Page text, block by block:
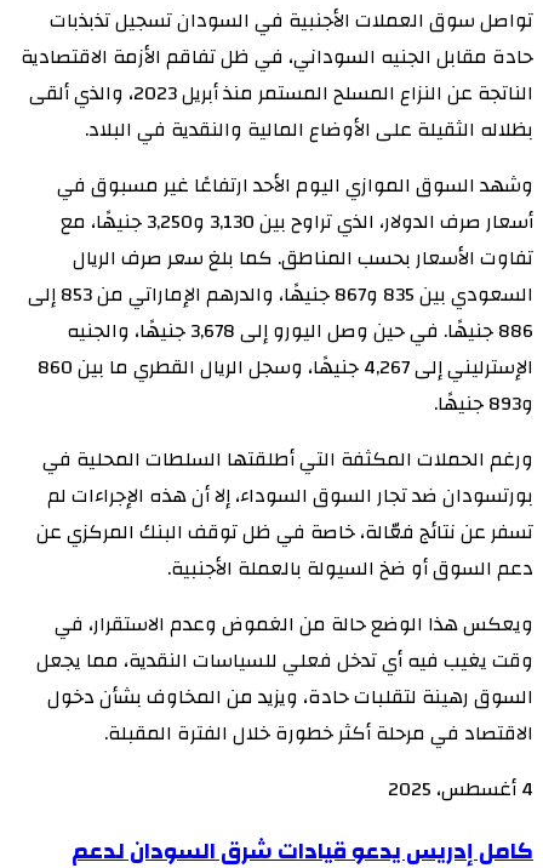
تواصل سوق العملات الأجنبية في السودان تسجيل تذبذبات
حادة مقابل الجنيه السوداني، في ظل تفاقم الأزمة الاقتصادية
الناتجة عن النزاع المسلح المستمر منذ أبريل 2023، والذي ألقى
بظلاله الثقيلة على الأوضاع المالية والنقدية في البلاد.
وشهد السوق الموازي اليوم الأحد ارتفاعًا غير مسبوق في
أسعار صرف الدولار، الذي تراوح بين 3,130 و3,250 جنيهًا، مع
تفاوت الأسعار بحسب المناطق. كما بلغ سعر صرف الريال
السعودي بين 835 و867 جنيهًا، والدرهم الإماراتي من 853 إلى
886 جنيهًا. في حين وصل اليورو إلى 3,678 جنيهًا، والجنيه
الإسترليني إلى 4,267 جنيهًا، وسجل الريال القطري ما بين 860
و893 جنيهًا.
ورغم الحملات المكثفة التي أطلقتها السلطات المحلية في
بورتسودان ضد تجار السوق السوداء، إلا أن هذه الإجراءات لم
تسفر عن نتائج فعّالة، خاصة في ظل توقف البنك المركزي عن
دعم السوق أو ضخ السيولة بالعملة الأجنبية.
ويعكس هذا الوضع حالة من الغموض وعدم الاستقرار، في
وقت يغيب فيه أي تدخل فعلي للسياسات النقدية، مما يجعل
السوق رهينة لتقلبات حادة، ويزيد من المخاوف بشأن دخول
الاقتصاد في مرحلة أكثر خطورة خلال الفترة المقبلة.
4 أغسطس، 2025
كامل
كامل إدريس يدعو قيادات شرق السودان لدعم